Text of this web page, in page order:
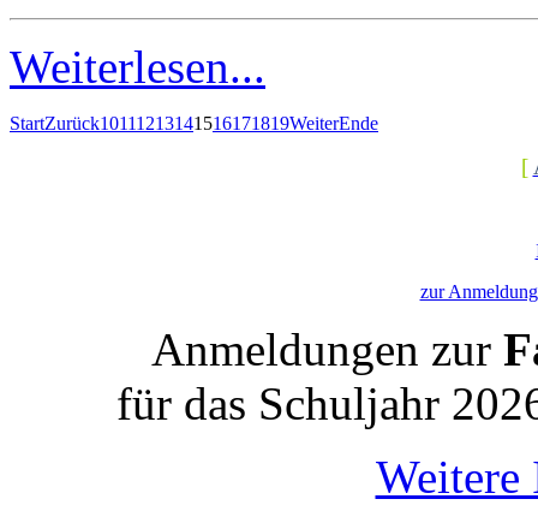
Weiterlesen...
StartZurück10111213141516171819WeiterEnde
[
zur
Anmeldungen zur
für das Schuljahr
Weitere